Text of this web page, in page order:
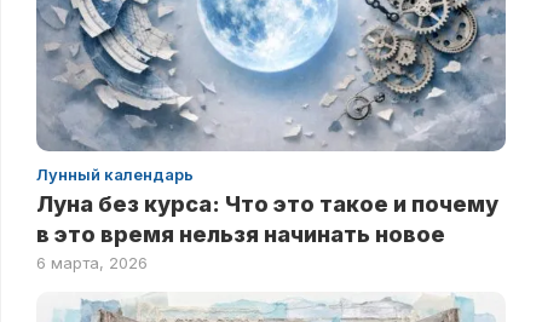
Лунный календарь
Луна без курса: Что это такое и почему
в это время нельзя начинать новое
6 марта, 2026